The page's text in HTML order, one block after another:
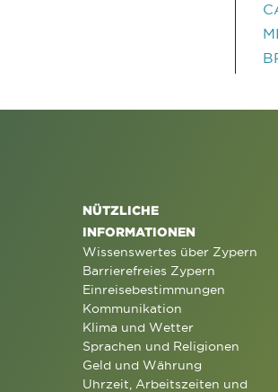
NÜTZLICHE
INFORMATIONEN
Wissenswertes über Zypern
Barrierefreies Zypern
Einreisebestimmungen
Kommunikation
Klima und Wetter
Sprachen und Religionen
Geld und Währung
Uhrzeit, Arbeitszeiten und